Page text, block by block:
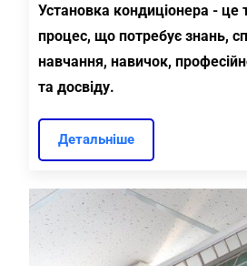
Установка кондиціонера - це
процес, що потребує знань,
навчання, навичок,
та досвіду.
Детальніше